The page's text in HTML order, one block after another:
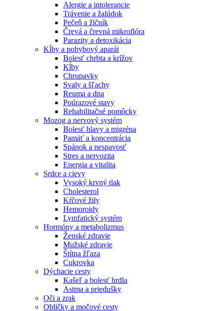
Alergie a intolerancie
Trávenie a žalúdok
Pečeň a žlčník
Črevá a črevná mikroflóra
Parazity a detoxikácia
Kĺby a pohybový aparát
Bolesť chrbta a krížov
Kĺby
Chrupavky
Svaly a šľachy
Reuma a dna
Poúrazové stavy
Rehabilitačné pomôcky
Mozog a nervový systém
Bolesť hlavy a migréna
Pamäť a koncentrácia
Spánok a nespavosť
Stres a nervozita
Energia a vitalita
Srdce a cievy
Vysoký krvný tlak
Cholesterol
Kŕčové žily
Hemoroidy
Lymfatický systém
Hormóny a metabolizmus
Ženské zdravie
Mužské zdravie
Štítna žľaza
Cukrovka
Dýchacie cesty
Kašeľ a bolesť hrdla
Astma a priedušky
Oči a zrak
Obličky a močové cesty